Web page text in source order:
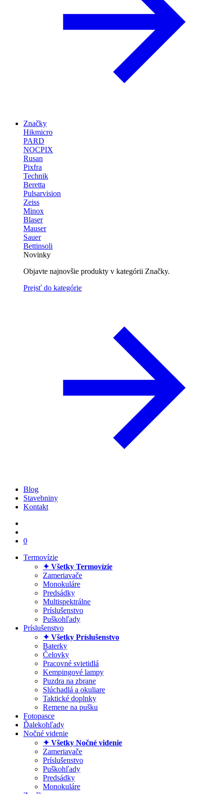
Značky
Hikmicro
PARD
NOCPIX
Rusan
Pixfra
Technik
Beretta
Pulsarvision
Zeiss
Minox
Blaser
Mauser
Sauer
Bettinsoli
Novinky
Objavte najnovšie produkty v kategórii Značky.
Prejsť do kategórie
Blog
Stavebniny
Kontakt
0
Termovízie
✦ Všetky Termovízie
Zameriavače
Monokuláre
Predsádky
Multispektrálne
Príslušenstvo
Puškohľady
Príslušenstvo
✦ Všetky Príslušenstvo
Baterky
Čelovky
Pracovné svietidlá
Kempingové lampy
Puzdra na zbrane
Slúchadlá a okuliare
Taktické doplnky
Remene na pušku
Fotopasce
Ďalekohľady
Nočné videnie
✦ Všetky Nočné videnie
Zameriavače
Príslušenstvo
Puškohľady
Predsádky
Monokuláre